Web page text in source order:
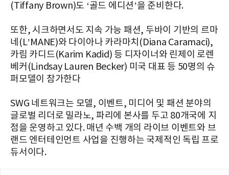
(Tiffany Brown)도 ‘골드 에디션’을 준비한다.
또한, 시크하면서도 지속 가능 패션, 두바이 기반의 르마
네(L’MANE)와 다이아나 카라마치(Diana Caramaci),
카림 카디드(Karim Kadid) 등 디자이너와 린제이 로렌
베커(Lindsay Lauren Becker) 미국 대표 등 50명의 슈
퍼모델이 참가한다
SWG 네트워크는 모델, 이벤트, 미디어 및 패션 분야의
글로벌 리더로 밀라노, 파리에 본사를 두고 80개국에 지
점을 운영하고 있다. 매년 수백 개의 라이브 이벤트와 브
랜드 엔터테인먼트 사업을 진행하는 국제적인 독립 프로
듀서이다.